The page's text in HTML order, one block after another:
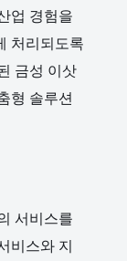
업 경험을
처리되도록
금성 이삿
형 솔루션
서비스를
비스와 지